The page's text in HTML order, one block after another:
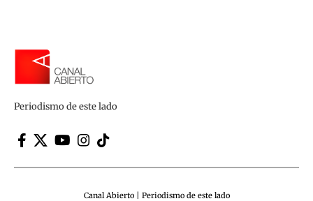
Periodismo de este lado
Canal Abierto | Periodismo de este lado